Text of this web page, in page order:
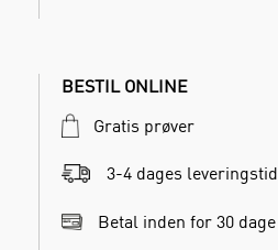
BESTIL ONLINE
Gratis prøver
3-4 dages leveringstid
Betal inden for 30 dage